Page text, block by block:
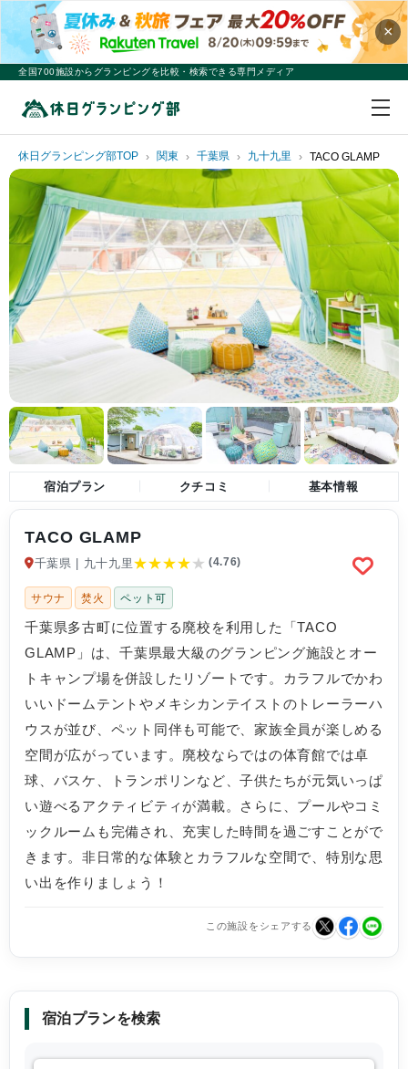
×
全国700施設からグランピングを比較・検索できる専門メディア
休日グランピング部TOP 関東 千葉県 九十九里 TACO GLAMP
宿泊プラン クチコミ 基本情報
TACO GLAMP
千葉県 | 九十九里 ★★★★★ (4.76)
サウナ 焚火 ペット可
千葉県多古町に位置する廃校を利用した「TACO
GLAMP」は、千葉県最大級のグランピング施設とオー
トキャンプ場を併設したリゾートです。カラフルでかわ
いいドームテントやメキシカンテイストのトレーラーハ
ウスが並び、ペット同伴も可能で、家族全員が楽しめる
空間が広がっています。廃校ならではの体育館では卓
球、バスケ、トランポリンなど、子供たちが元気いっぱ
い遊べるアクティビティが満載。さらに、プールやコミ
ックルームも完備され、充実した時間を過ごすことがで
きます。非日常的な体験とカラフルな空間で、特別な思
い出を作りましょう！
この施設をシェアする
宿泊プランを検索